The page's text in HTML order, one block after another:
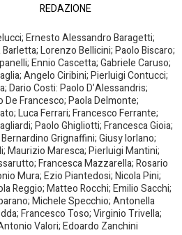
REDAZIONE
Ernesto Alessandro Baragetti;
Lorenzo Bellicini; Paolo Biscaro;
Ennio Cascetta; Gabriele Caruso;
Angelo Ciribini; Pierluigi Contucci;
Dario Costi: Paolo D’Alessandris;
De Francesco; Paola Delmonte;
Luca Ferrari; Francesco Ferrante;
Paolo Ghigliotti; Francesca Gioia;
Grignaffini; Giusy Iorlano;
Maurizio Maresca; Pierluigi Mantini;
Francesca Mazzarella; Rosario
Mura; Ezio Piantedosi; Nicola Pini;
Reggio; Matteo Rocchi; Emilio Sacchi;
Michele Specchio; Antonella
Francesco Toso; Virginio Trivella;
Valori; Edoardo Zanchini